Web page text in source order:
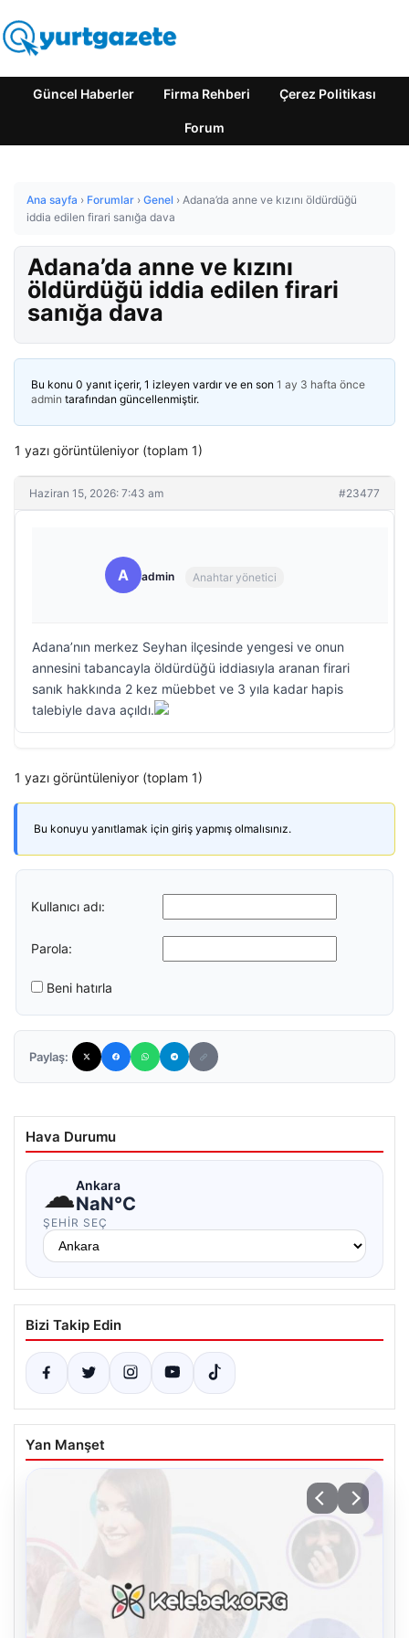
Güncel Haberler Firma Rehberi Çerez Politikası
Forum
Ana sayfa › Forumlar › Genel › Adana’da anne ve kızını öldürdüğü
iddia edilen firari sanığa dava
Adana’da anne ve kızını
öldürdüğü iddia edilen firari
sanığa dava
Bu konu 0 yanıt içerir, 1 izleyen vardır ve en son 1 ay 3 hafta önce
admin tarafından güncellenmiştir.
1 yazı görüntüleniyor (toplam 1)
Haziran 15, 2026: 7:43 am #23477
A admin Anahtar yönetici
Adana’nın merkez Seyhan ilçesinde yengesi ve onun
annesini tabancayla öldürdüğü iddiasıyla aranan firari
sanık hakkında 2 kez müebbet ve 3 yıla kadar hapis
talebiyle dava açıldı.
1 yazı görüntüleniyor (toplam 1)
Bu konuyu yanıtlamak için giriş yapmış olmalısınız.
Kullanıcı adı:
Parola:
Beni hatırla
Paylaş:
Hava Durumu
☁Ankara
NaN°C
ŞEHIR SEÇ
Bizi Takip Edin
Yan Manşet